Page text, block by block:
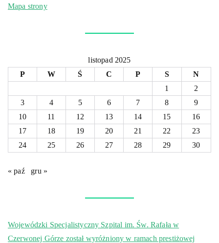
Mapa strony
listopad 2025
P
W Ś C P S
N
1
2
3
4 5 6 7 8
9
10
11 12 13 14 15
16
17
18 19 20 21 22
23
24
25 26 27 28 29 30
« paź gru »
Wojewódzki Specjalistyczny Szpital im. Św. Rafała w
Czerwonej Górze został wyróżniony w ramach prestiżowej